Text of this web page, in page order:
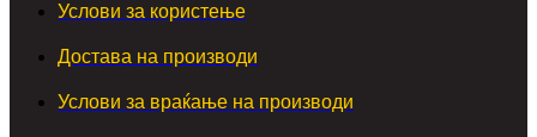
Услови за користење
Достава на производи
Услови за враќање на производи